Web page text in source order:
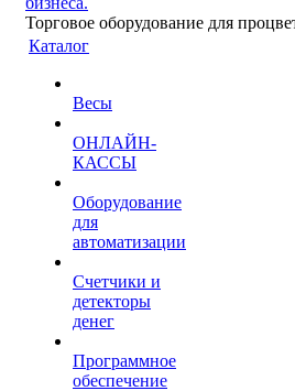
Торговое оборудование для
Каталог
Весы
ОНЛАЙН-
КАССЫ
Оборудование
для
автоматизации
Счетчики и
детекторы
денег
Программное
обеспечение